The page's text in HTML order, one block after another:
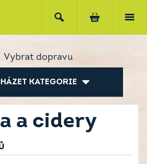
Vybrat dopravu
KATEGORIE
a cidery